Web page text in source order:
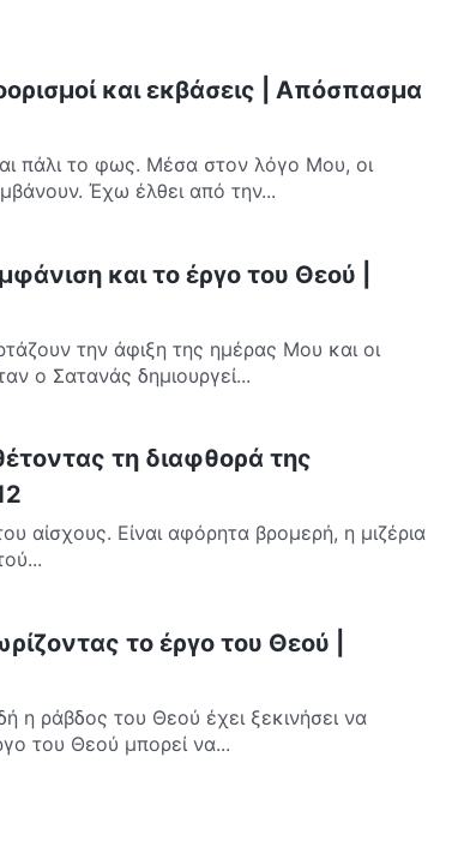
και εκβάσεις | Απόσπασμα
πάλι το φως. Μέσα στον λόγο Μου, οι
Έχω έλθει από την...
και το έργο του Θεού |
την άφιξη της ημέρας Μου και οι
ο Σατανάς δημιουργεί...
τη διαφθορά της
αίσχους. Είναι αφόρητα βρομερή, η μιζέρια
το έργο του Θεού |
η ράβδος του Θεού έχει ξεκινήσει να
του Θεού μπορεί να...